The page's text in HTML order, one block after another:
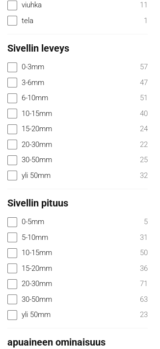
viuhka
11
tela
1
Sivellin leveys
0-3mm
57
3-6mm
47
6-10mm
51
10-15mm
40
15-20mm
24
20-30mm
22
30-50mm
25
yli 50mm
32
Sivellin pituus
0-5mm
5
5-10mm
31
10-15mm
50
15-20mm
36
20-30mm
71
30-50mm
63
yli 50mm
23
apuaineen ominaisuus